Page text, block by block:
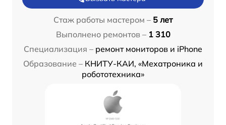
Стаж работы мастером – 5 лет
Выполнено ремонтов – 1 310
Специализация – ремонт мониторов и iPhone
Образование – КНИТУ-КАИ, «Мехатроника и
робототехника»